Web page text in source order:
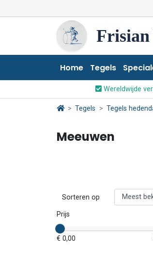
Frisian
Home Tegels
Wereldwijde
Tegels Tegels
Meeuwen
Sorteren op
Prijs
€ 0,00